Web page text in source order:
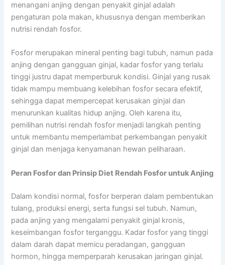
menangani anjing dengan penyakit ginjal adalah
pengaturan pola makan, khususnya dengan memberikan
nutrisi rendah fosfor.
Fosfor merupakan mineral penting bagi tubuh, namun pada
anjing dengan gangguan ginjal, kadar fosfor yang terlalu
tinggi justru dapat memperburuk kondisi. Ginjal yang rusak
tidak mampu membuang kelebihan fosfor secara efektif,
sehingga dapat mempercepat kerusakan ginjal dan
menurunkan kualitas hidup anjing. Oleh karena itu,
pemilihan nutrisi rendah fosfor menjadi langkah penting
untuk membantu memperlambat perkembangan penyakit
ginjal dan menjaga kenyamanan hewan peliharaan.
Peran Fosfor dan Prinsip Diet Rendah Fosfor untuk Anjing
Dalam kondisi normal, fosfor berperan dalam pembentukan
tulang, produksi energi, serta fungsi sel tubuh. Namun,
pada anjing yang mengalami penyakit ginjal kronis,
keseimbangan fosfor terganggu. Kadar fosfor yang tinggi
dalam darah dapat memicu peradangan, gangguan
hormon, hingga memperparah kerusakan jaringan ginjal.